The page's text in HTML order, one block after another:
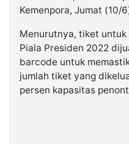
Kemenpora, Jumat (10/
Menurutnya, tiket untuk
Piala Presiden 2022
barcode untuk
jumlah tiket yang
persen kapasitas